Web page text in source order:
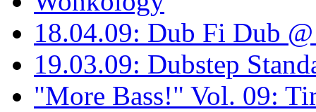
18.04.09: Dub Fi Dub
19.03.09: Dubstep
"More Bass!" Vol. 09: